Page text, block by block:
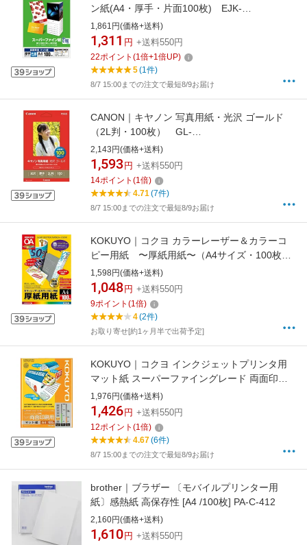
ン紙(A4・厚手・片面100枚) EJK-
SAPA4100[EJKSAPA4100]
1,861円(価格+送料)
1,311 円 +送料550円
22ポイント (1倍+1倍UP)
5(1件)
8/7 15:00までの注文で最短8/9お届け
CANON｜キヤノン 写真用紙・光沢 ゴールド
（2L判・100枚） GL-
1012L100[GL1012L100]【rb_pcp】
2,143円(価格+送料)
1,593 円 +送料550円
14ポイント (1倍)
4.71(7件)
8/7 15:00までの注文で最短8/9お届け
KOKUYO｜コクヨ カラーレーザー＆カラーコ
ピー用紙 〜厚紙用紙〜（A4サイズ・100枚）
LBP-F31[LBPF31]【rb_pcp】
1,598円(価格+送料)
1,048 円 +送料550円
9ポイント (1倍)
4(2件)
お取り寄せ[約1ヶ月半で出荷予定]
KOKUYO｜コクヨ インクジェットプリンタ用
マット紙 スーパーファイングレード 両面印刷
用 （A4サイズ・100枚） KJ-M26A4-
100[KJM26A4100]【rb_pcp】
1,976円(価格+送料)
1,426 円 +送料550円
12ポイント (1倍)
4.67(6件)
8/7 15:00までの注文で最短8/9お届け
brother｜ブラザー 〔モバイルプリンター用
紙〕感熱紙 高保存性 [A4 /100枚] PA-C-412
2,160円(価格+送料)
1,610 円 +送料550円